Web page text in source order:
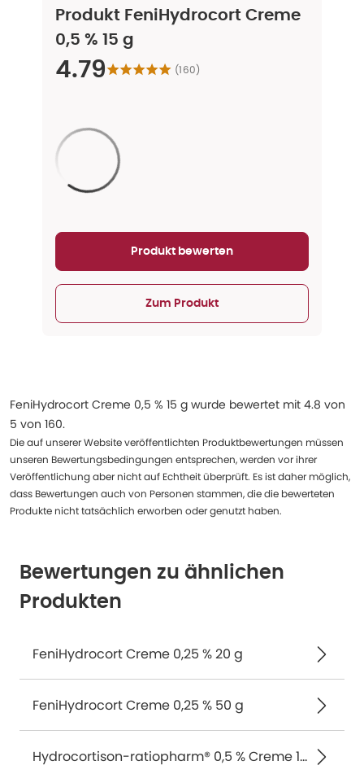
Produkt FeniHydrocort Creme
0,5 % 15 g
4.79 (160)
Aktualisieren...
Produkt bewerten
Zum Produkt
FeniHydrocort Creme 0,5 % 15 g wurde bewertet mit 4.8 von
5 von 160.
Die auf unserer Website veröffentlichten Produktbewertungen müssen
unseren Bewertungsbedingungen entsprechen, werden vor ihrer
Veröffentlichung aber nicht auf Echtheit überprüft. Es ist daher möglich,
dass Bewertungen auch von Personen stammen, die die bewerteten
Produkte nicht tatsächlich erworben oder genutzt haben.
Bewertungen zu ähnlichen
Produkten
FeniHydrocort Creme 0,25 % 20 g
FeniHydrocort Creme 0,25 % 50 g
Hydrocortison-ratiopharm® 0,5 % Creme 15 g